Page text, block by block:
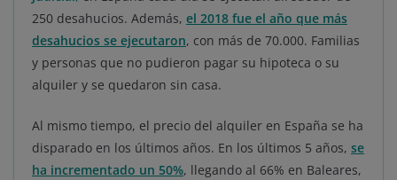
250 desahucios. Además, el 2018 fue el año que más
desahucios se ejecutaron, con más de 70.000. Familias
y personas que no pudieron pagar su hipoteca o su
alquiler y se quedaron sin casa.
Al mismo tiempo, el precio del alquiler en España se ha
disparado en los últimos años. En los últimos 5 años, se
ha incrementado un 50%, llegando al 66% en Baleares,